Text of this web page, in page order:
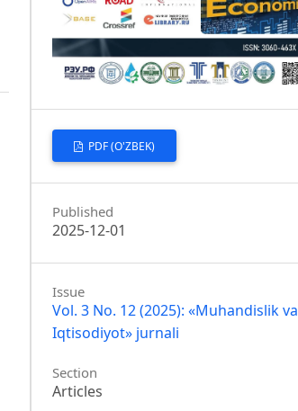
PDF (O'ZBEK)
Published
2025-12-01
Issue
Vol. 3 No. 12 (2025): «Muhandislik va
Iqtisodiyot» jurnali
Section
Articles